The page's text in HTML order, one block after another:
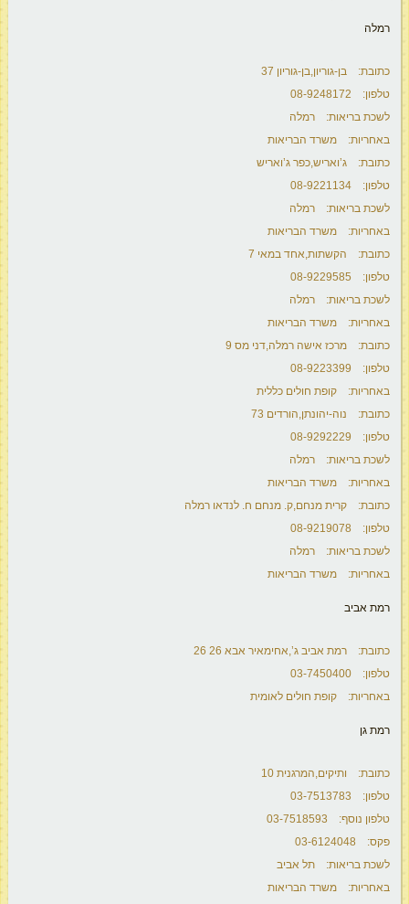
רמלה
כתובת: בן-גוריון,בן-גוריון 37
טלפון: 08-9248172
לשכת בריאות: רמלה
באחריות: משרד הבריאות
כתובת: ג’ואריש,כפר ג’ואריש
טלפון: 08-9221134
לשכת בריאות: רמלה
באחריות: משרד הבריאות
כתובת: הקשתות,אחד במאי 7
טלפון: 08-9229585
לשכת בריאות: רמלה
באחריות: משרד הבריאות
כתובת: מרכז אישה רמלה,דני מס 9
טלפון: 08-9223399
באחריות: קופת חולים כללית
כתובת: נוה-יהונתן,הורדים 73
טלפון: 08-9292229
לשכת בריאות: רמלה
באחריות: משרד הבריאות
כתובת: קרית מנחם,ק. מנחם ח. לנדאו רמלה
טלפון: 08-9219078
לשכת בריאות: רמלה
באחריות: משרד הבריאות
רמת אביב
כתובת: רמת אביב ג’,אחימאיר אבא 26 26
טלפון: 03-7450400
באחריות: קופת חולים לאומית
רמת גן
כתובת: ותיקים,המרגנית 10
טלפון: 03-7513783
טלפון נוסף: 03-7518593
פקס: 03-6124048
לשכת בריאות: תל אביב
באחריות: משרד הבריאות